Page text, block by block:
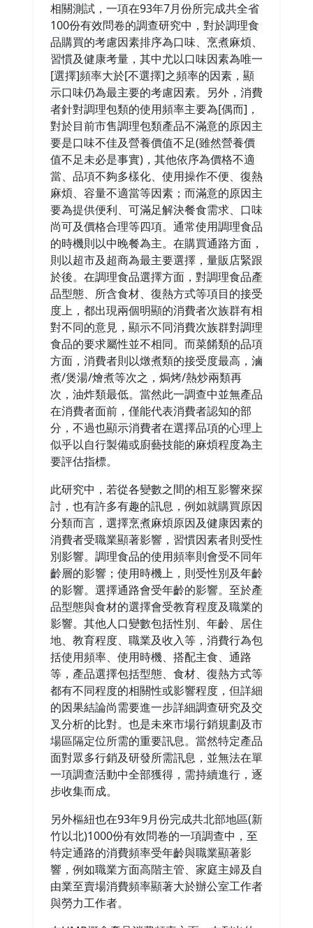
相關測試，一項在93年7月份所完成共全省
100份有效問卷的調查研究中，對於調理食
品購買的考慮因素排序為口味、烹煮麻煩、
習慣及健康考量，其中尤以口味因素為唯一
[選擇]頻率大於[不選擇]之頻率的因素，顯
示口味仍為最主要的考慮因素。另外，消費
者針對調理包類的使用頻率主要為[偶而]，
對於目前市售調理包類產品不滿意的原因主
要是口味不佳及營養價值不足(雖然營養價
值不足未必是事實)，其他依序為價格不適
當、品項不夠多樣化、使用操作不便、復熱
麻煩、容量不適當等因素；而滿意的原因主
要為提供便利、可滿足解決餐食需求、口味
尚可及價格合理等四項。通常使用調理食品
的時機則以中晚餐為主。在購買通路方面，
則以超市及超商為最主要選擇，量販店緊跟
於後。在調理食品選擇方面，對調理食品產
品型態、所含食材、復熱方式等項目的接受
度上，都出現兩個明顯的消費者次族群有相
對不同的意見，顯示不同消費次族群對調理
食品的要求屬性並不相同。而菜餚類的品項
方面，消費者則以燉煮類的接受度最高，滷
煮/煲湯/燴煮等次之，焗烤/熱炒兩類再
次，油炸類最低。當然此一調查中並無產品
在消費者面前，僅能代表消費者認知的部
分，不過也顯示消費者在選擇品項的心理上
似乎以自行製備或廚藝技能的麻煩程度為主
要評估指標。
此研究中，若從各變數之間的相互影響來探
討，也有許多有趣的訊息，例如就購買原因
分類而言，選擇烹煮麻煩原因及健康因素的
消費者受職業顯著影響，習慣因素者則受性
別影響。調理食品的使用頻率則會受不同年
齡層的影響；使用時機上，則受性別及年齡
的影響。選擇通路會受年齡的影響。至於產
品型態與食材的選擇會受教育程度及職業的
影響。其他人口變數包括性別、年齡、居住
地、教育程度、職業及收入等，消費行為包
括使用頻率、使用時機、搭配主食、通路
等，產品選擇包括型態、食材、復熱方式等
都有不同程度的相關性或影響程度，但詳細
的因果結論尚需要進一步詳細調查研究及交
叉分析的比對。也是未來市場行銷規劃及市
場區隔定位所需的重要訊息。當然特定產品
面對眾多行銷及研發所需訊息，並無法在單
一項調查活動中全部獲得，需持續進行，逐
步收集而成。
另外樞紐也在93年9月份完成共北部地區(新
竹以北)1000份有效問卷的一項調查中，至
特定通路的消費頻率受年齡與職業顯著影
響，例如職業方面高階主管、家庭主婦及自
由業至賣場消費頻率顯著大於辦公室工作者
與勞力工作者。